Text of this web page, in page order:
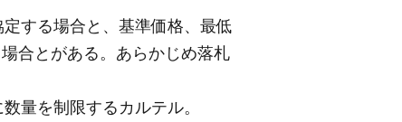
する場合と、基準価格、最低
合とがある。あらかじめ落札
量を制限するカルテル。